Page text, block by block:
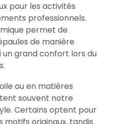
pour les activités
professionnels.
permet de
de manière
un grand confort lors du
ou en matières
souvent notre
Certains optent pour